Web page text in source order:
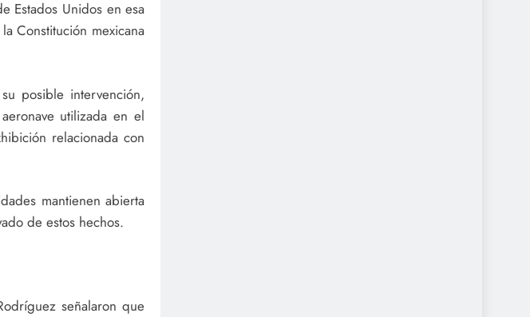
Estados Unidos en esa
Constitución mexicana
posible intervención,
utilizada en el
relacionada con
mantienen abierta
de estos hechos.
señalaron que